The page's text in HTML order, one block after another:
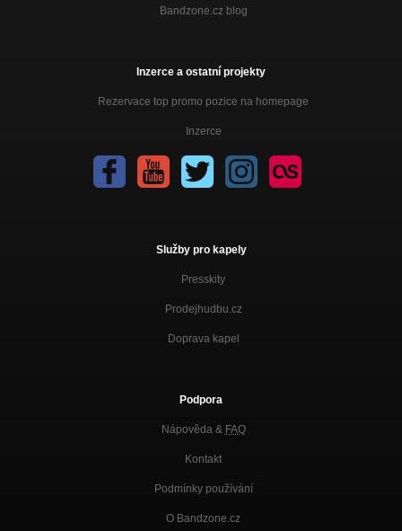
Bandzone.cz blog
Inzerce a ostatní projekty
Rezervace top promo pozice na homepage
Inzerce
Služby pro kapely
Presskity
Prodejhudbu.cz
Doprava kapel
Podpora
Nápověda & FAQ
Kontakt
Podmínky používání
O Bandzone.cz